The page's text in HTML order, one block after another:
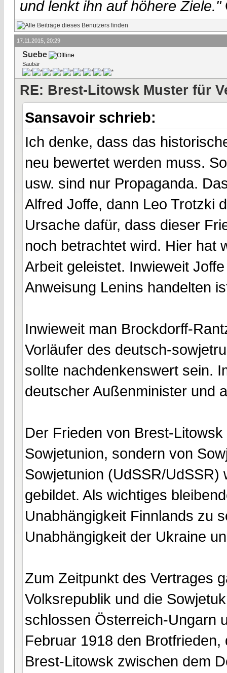
und lenkt ihn auf höhere Ziele."
17.11.2015, 20:29
Suebe
Saubär
RE: Brest-Litowsk Muster für
Sansavoir schrieb:
Ich denke, dass das
neu bewertet werden muss.
usw. sind nur Propaganda.
Alfred Joffe, dann Leo Trotzki
Ursache dafür, dass dieser
noch betrachtet wird. Hier hat
Arbeit geleistet. Inwieweit
Anweisung Lenins handelten
Inwieweit man Brockdorff-
Vorläufer des deutsch-
sollte nachdenkenswert sein.
deutscher Außenminister und
Der Frieden von Brest-
Sowjetunion, sondern von
Sowjetunion (UdSSR/
gebildet. Als wichtiges
Unabhängigkeit Finnlands zu
Unabhängigkeit der Ukraine
Zum Zeitpunkt des Vertrages
Volksrepublik und die
schlossen Österreich-Ungarn
Februar 1918 den
Brest-Litowsk zwischen dem